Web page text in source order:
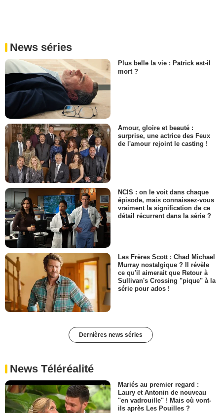
News séries
Plus belle la vie : Patrick est-il
mort ?
Amour, gloire et beauté :
surprise, une actrice des Feux
de l'amour rejoint le casting !
NCIS : on le voit dans chaque
épisode, mais connaissez-vous
vraiment la signification de ce
détail récurrent dans la série ?
Les Frères Scott : Chad Michael
Murray nostalgique ? Il révèle
ce qu'il aimerait que Retour à
Sullivan's Crossing "pique" à la
série pour ados !
Dernières news séries
News Téléréalité
Mariés au premier regard :
Laury et Antonin de nouveau
"en vadrouille" ! Mais où vont-
ils après Les Pouilles ?